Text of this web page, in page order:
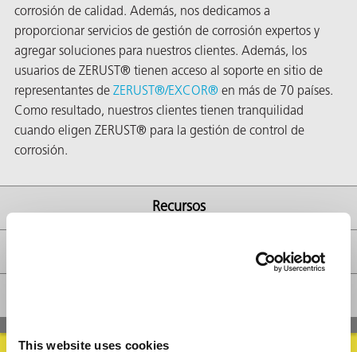
This website uses cookies
corrosión de calidad. Además, nos dedicamos a
proporcionar servicios de gestión de corrosión expertos y
agregar soluciones para nuestros clientes. Además, los
usuarios de ZERUST® tienen acceso al soporte en sitio de
representantes de ZERUST®/EXCOR® en más de 70 países.
Como resultado, nuestros clientes tienen tranquilidad
cuando eligen ZERUST® para la gestión de control de
corrosión.
Recursos